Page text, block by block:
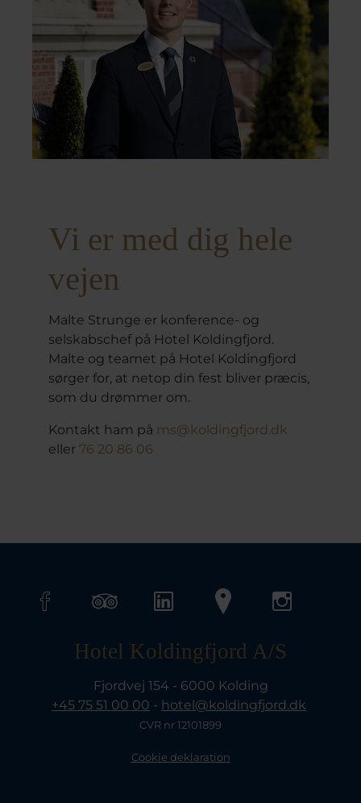
Vi er med dig hele
vejen
Malte Strunge er konference- og
selskabschef på Hotel Koldingfjord.
Malte og teamet på Hotel Koldingfjord
sørger for, at netop din fest bliver præcis,
som du drømmer om.
Kontakt ham på ms@koldingfjord.dk
eller 76 20 86 06
Hotel Koldingfjord A/S
Fjordvej 154 - 6000 Kolding
+45 75 51 00 00 - hotel@koldingfjord.dk
CVR nr 12101899
Cookie deklaration